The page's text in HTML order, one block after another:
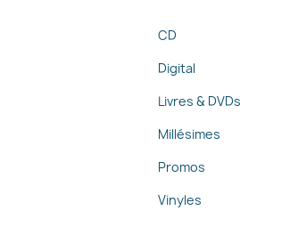
CD
Digital
Livres & DVDs
Millésimes
Promos
Vinyles